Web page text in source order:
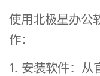
使用北极星办公
作：
1. 安装软件：从